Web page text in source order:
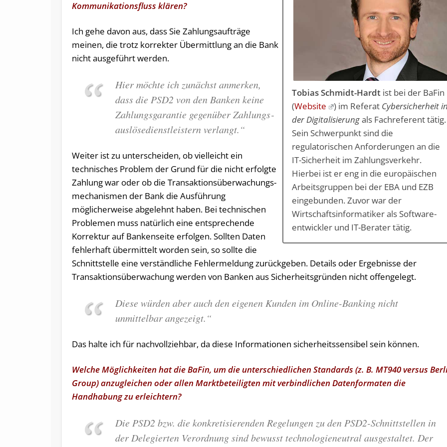
Tobias Schmidt-Hardt ist bei der BaFin
(Website ) im Referat Cybersicherheit
der Digitalisierungals Fachreferent tätig.
Sein Schwerpunkt sind die
regulatorischen Anforderungen an die
IT-Sicherheit im Zahlungsverkehr.
Hierbei ist er eng in die europäischen
Arbeitsgruppen bei der EBA und EZB
eingebunden. Zuvor war der
Wirtschaftsinformatiker als Software­
entwickler und IT-Berater tätig.
Kommunikationsfluss klären?
Ich gehe davon aus, dass Sie Zahlungsaufträge
meinen, die trotz korrekter Übermittlung an die Bank
nicht ausgeführt werden.
Hier möchte ich zunächst anmerken,
dass die PSD2 von den Banken keine
Zahlungsgarantie gegenüber Zahlungs­
auslöse­dienstleistern verlangt.“
Weiter ist zu unterscheiden, ob vielleicht ein
technisches Problem der Grund für die nicht erfolgte
Zahlung war oder ob die Transaktions­überwachungs­
mechanismen der Bank die Ausführung
möglicherweise abgelehnt haben. Bei technischen
Problemen muss natürlich eine entsprechende
Korrektur auf Bankenseite erfolgen. Sollten Daten
fehlerhaft übermittelt worden sein, so sollte die
Schnittstelle eine verständliche Fehlermeldung zurückgeben. Details oder Ergebnisse der
Transaktionsüberwachung werden von Banken aus Sicherheitsgründen nicht offengelegt.
Diese würden aber auch den eigenen Kunden im Online-Banking nicht
unmittelbar angezeigt.“
Das halte ich für nachvollziehbar, da diese Informationen sicherheitssensibel sein können.
Welche Möglichkeiten hat die BaFin, um die unterschiedlichen Standards (z. B. MT940 versus
Group) anzugleichen oder allen Marktbeteiligten mit verbindlichen Datenformaten die
Handhabung zu erleichtern?
Die PSD2 bzw. die konkretisierenden Regelungen zu den PSD2-Schnittstellen in
der Delegierten Verordnung sind bewusst technologieneutral ausgestaltet. Der